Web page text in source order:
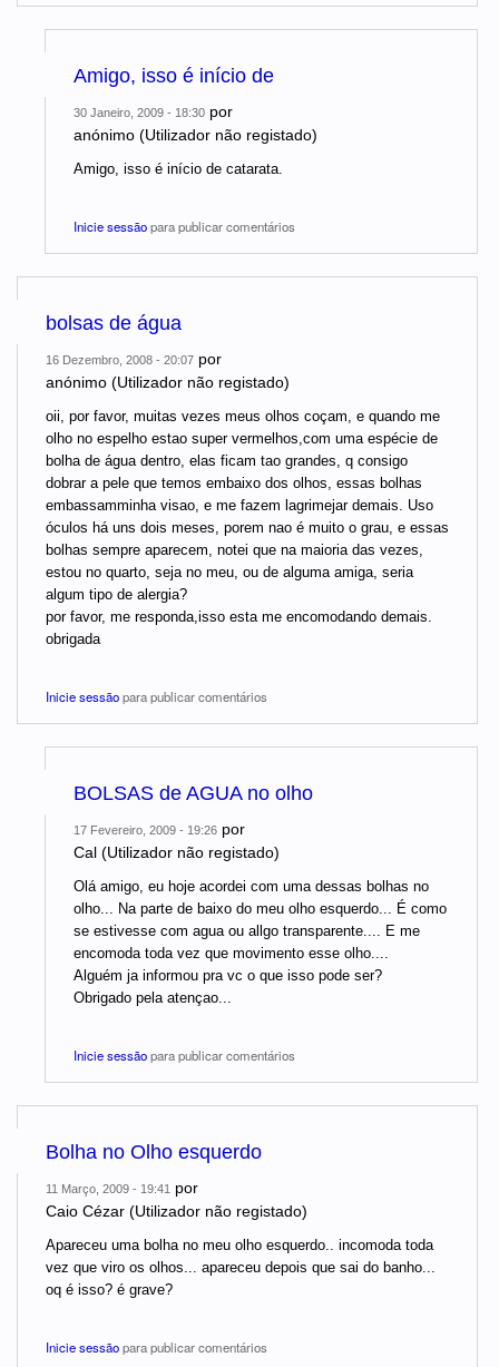
Amigo, isso é início de
30 Janeiro, 2009 - 18:30 por
anónimo (Utilizador não registado)
Amigo, isso é início de catarata.
Inicie sessãopara publicar comentários
bolsas de água
16 Dezembro, 2008 - 20:07 por
anónimo (Utilizador não registado)
oii, por favor, muitas vezes meus olhos coçam, e quando me
olho no espelho estao super vermelhos,com uma espécie de
bolha de água dentro, elas ficam tao grandes, q consigo
dobrar a pele que temos embaixo dos olhos, essas bolhas
embassamminha visao, e me fazem lagrimejar demais. Uso
óculos há uns dois meses, porem nao é muito o grau, e essas
bolhas sempre aparecem, notei que na maioria das vezes,
estou no quarto, seja no meu, ou de alguma amiga, seria
algum tipo de alergia?
por favor, me responda,isso esta me encomodando demais.
obrigada
Inicie sessãopara publicar comentários
BOLSAS de AGUA no olho
17 Fevereiro, 2009 - 19:26 por
Cal (Utilizador não registado)
Olá amigo, eu hoje acordei com uma dessas bolhas no
olho... Na parte de baixo do meu olho esquerdo... É como
se estivesse com agua ou allgo transparente.... E me
encomoda toda vez que movimento esse olho....
Alguém ja informou pra vc o que isso pode ser?
Obrigado pela atençao...
Inicie sessãopara publicar comentários
Bolha no Olho esquerdo
11 Março, 2009 - 19:41 por
Caio Cézar (Utilizador não registado)
Apareceu uma bolha no meu olho esquerdo.. incomoda toda
vez que viro os olhos... apareceu depois que sai do banho...
oq é isso? é grave?
Inicie sessãopara publicar comentários